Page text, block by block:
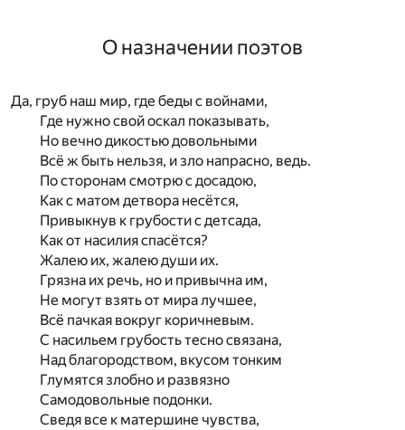
О назначении поэтов
Да, груб наш мир, где беды с войнами,
Где нужно свой оскал показывать,
Но вечно дикостью довольными
Всё ж быть нельзя, и зло напрасно, ведь.
По сторонам смотрю с досадою,
Как с матом детвора несётся,
Привыкнув к грубости с детсада,
Как от насилия спасётся?
Жалею их, жалею души их.
Грязна их речь, но и привычна им,
Не могут взять от мира лучшее,
Всё пачкая вокруг коричневым.
С насильем грубость тесно связана,
Над благородством, вкусом тонким
Глумятся злобно и развязно
Самодовольные подонки.
Сведя все к матершине чувства,